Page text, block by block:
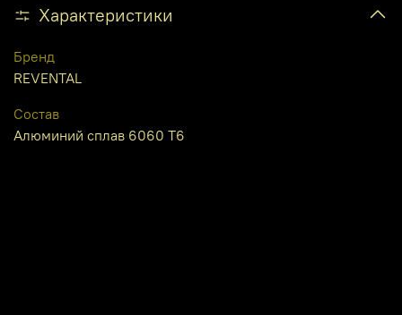
Характеристики
Бренд
REVENTAL
Состав
Алюминий сплав 6060 Т6